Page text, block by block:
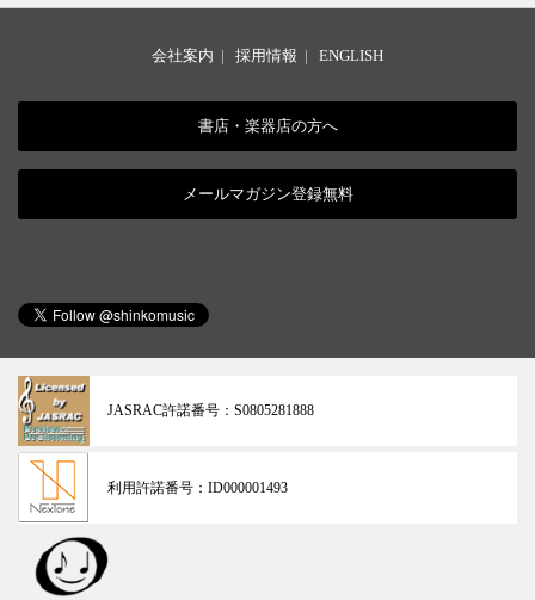
会社案内 | 採用情報 | ENGLISH
書店・楽器店の方へ
メールマガジン登録無料
JASRAC許諾番号： S0805281888
利用許諾番号： ID000001493